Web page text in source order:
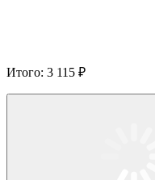
Итого: 3 115 ₽